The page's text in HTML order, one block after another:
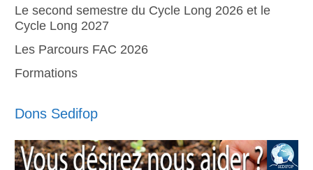
Le second semestre du Cycle Long 2026 et le
Cycle Long 2027
Les Parcours FAC 2026
Formations
Dons Sedifop